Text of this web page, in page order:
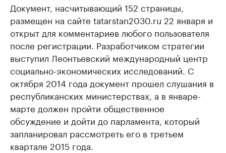
Документ, насчитывающий 152 страницы,
размещен на сайте tatarstan2030.ru 22 января и
открыт для комментариев любого пользователя
после регистрации. Разработчиком стратегии
выступил Леонтьевский международный центр
социально-экономических исследований. С
октября 2014 года документ прошел слушания в
республиканских министерствах, а в январе-
марте должен пройти общественное
обсуждение и дойти до парламента, который
запланировал рассмотреть его в третьем
квартале 2015 года.